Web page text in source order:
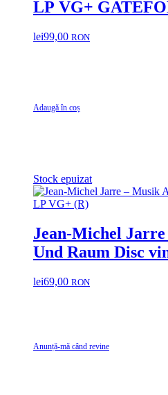
LP VG+
lei99,00 RON
Adaugă în coș
Stock epuizat
Jean-Michel
lei69,00 RON
Anunță-mă când revine